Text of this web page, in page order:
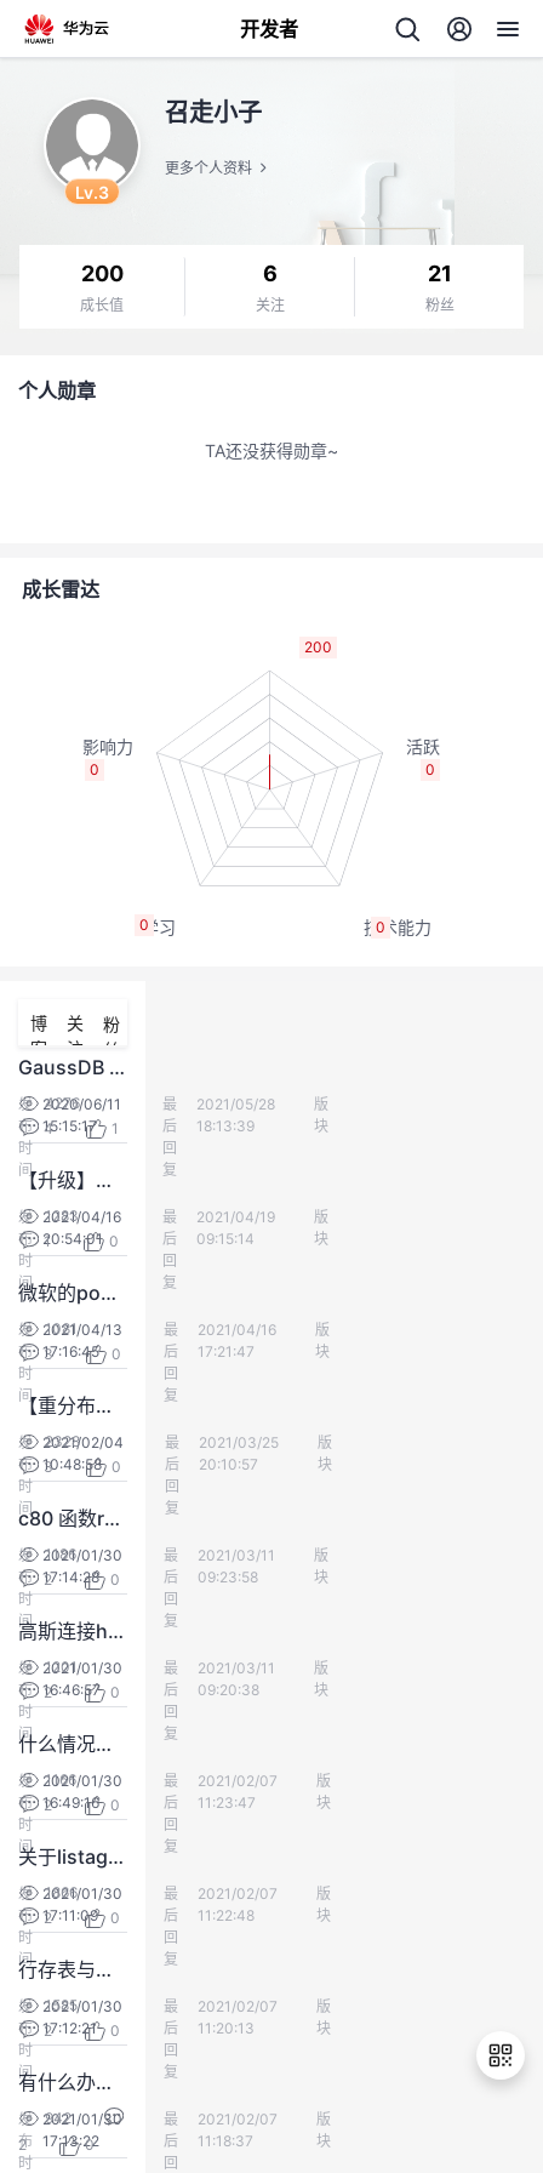
开发者
者
注
的
开
发
者
学
堂
我
的
课
程
我
的
认
证
我
的
实
验
我
的
收
藏
的
Programs
我
的
支
持
我
的
技
术
支
持
我
的
云
声
建
议
Lv.3
召走小子
更多个人资料
200
成长值
6
关注
21
粉丝
个人勋章
TA还没获得勋章~
成长雷达
200
0
0
0
0
博
客
关
注
粉
丝
GaussDB 集群启停问题定位指南
发
布
时
间
2020/06/11
15:15:17
最
后
回
复
匿名用户群体
2021/05/28
18:13:39
版
块
4276
4
1
【升级】升级停老集群阶段一个dn进程一直停不掉
发
布
时
间
2021/04/16
20:54:01
最
后
回
复
匿名用户群体
2021/04/19
09:15:14
版
块
1283
1
0
微软的powerBI 是否可以直接对接DWS数据库？
发
布
时
间
2021/04/13
17:16:45
最
后
回
复
匿名用户群体
2021/04/16
17:21:47
版
块
1081
3
0
【重分布】数据重分布收尾检查时报错pgxc_class中有6个oid未重分布
发
布
时
间
2021/02/04
10:48:58
最
后
回
复
你怎么这么好看
2021/03/25
20:10:57
版
块
2328
3
0
c80 函数regexp_split_to_table不下推的问题
发
布
时
间
2021/01/30
17:14:28
最
后
回
复
匿名用户群体
2021/03/11
09:23:58
版
块
1186
2
0
高斯连接hdfs外表报错找不到hdfs中的文件
发
布
时
间
2021/01/30
16:46:57
最
后
回
复
匿名用户群体
2021/03/11
09:20:38
版
块
1201
2
0
什么情况下会积累这么多commit提交？
发
布
时
间
2021/01/30
16:49:16
最
后
回
复
匿名用户群体
2021/02/07
11:23:47
版
块
1166
2
0
关于listagg列转行聚集函数在高斯中应用的问题
发
布
时
间
2021/01/30
17:11:09
最
后
回
复
匿名用户群体
2021/02/07
11:22:48
版
块
1866
2
0
行存表与列存表查询计划
发
布
时
间
2021/01/30
17:12:21
最
后
回
复
匿名用户群体
2021/02/07
11:20:13
版
块
1585
2
0
有什么办法可以查看存储过程运行时占用的资源及耗时
发
布
时
2021/01/30
17:13:22
最
后
回
匿名用户群体
2021/02/07
11:18:37
版
块
942
2
0